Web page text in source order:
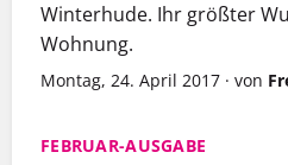
Winterhude. Ihr größter
Wohnung.
Montag, 24. April 2017 · von
FEBRUAR-AUSGABE